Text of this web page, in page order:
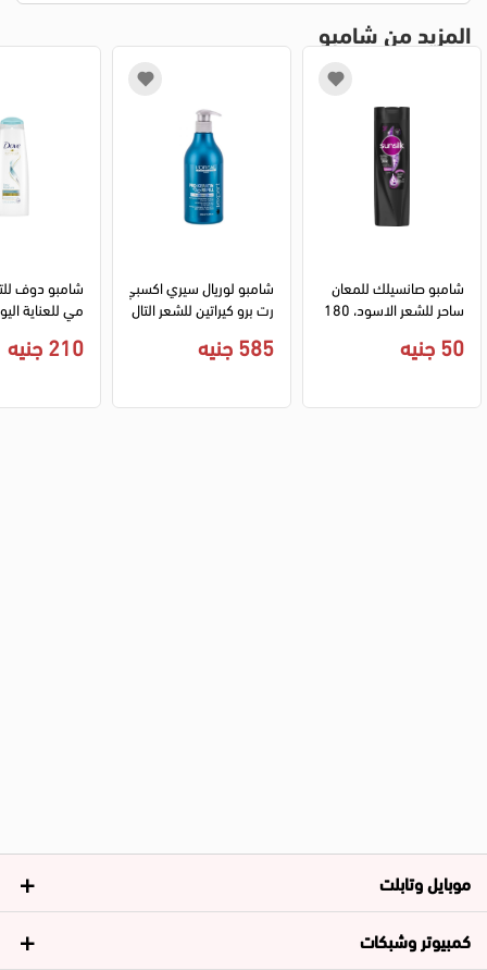
المزيد من شامبو
50 جنيه
شامبو لوريال سيري اكسبي
رت برو كيراتين للشعر التال
585 جنيه
شامبو دوف
210 جنيه
موبايل وتابلت
كمبيوتر وشبكات